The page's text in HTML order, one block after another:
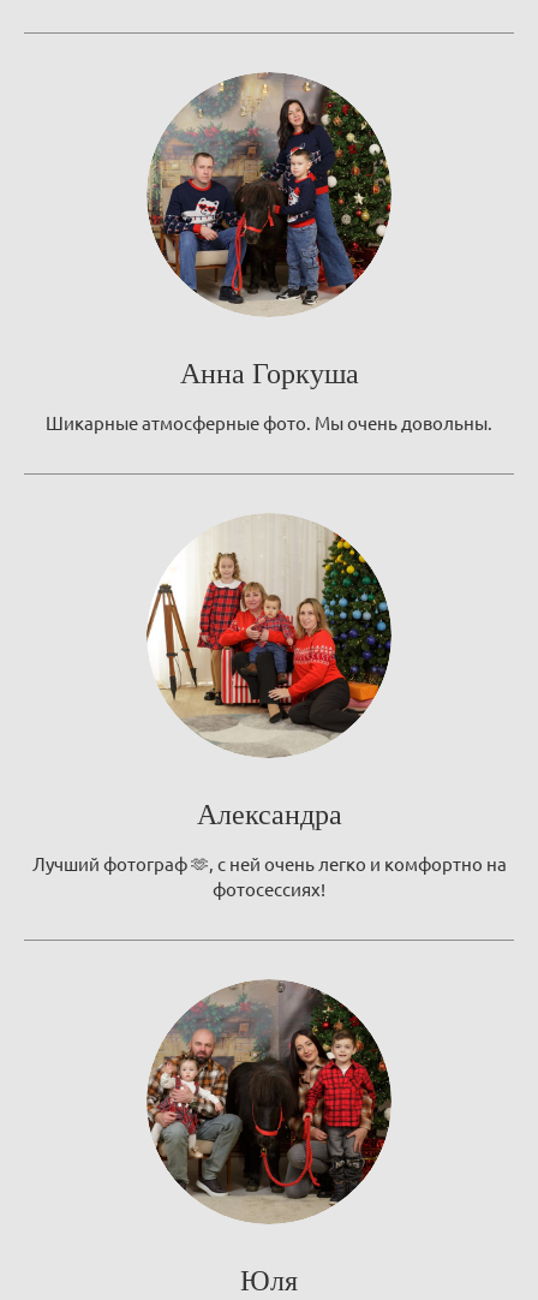
Анна Горкуша
Шикарные атмосферные фото. Мы очень довольны.
Александра
Лучший фотограф 🫶, с ней очень легко и комфортно на
фотосессиях!
Юля